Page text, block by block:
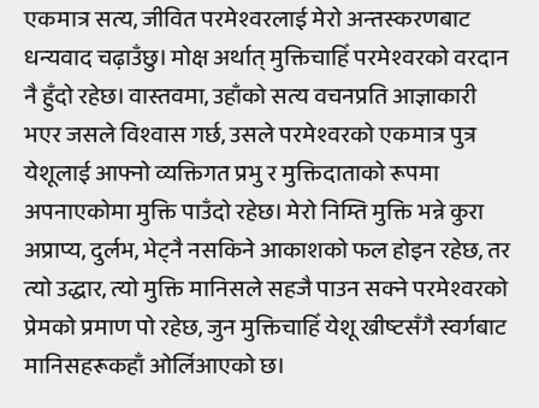
एकमात्र सत्य, जीवित परमेश्वरलाई मेरो अन्तस्करणबाट
धन्यवाद चढ़ाउँछु। मोक्ष अर्थात् मुक्तिचाहिँ परमेश्वरको वरदान
नै हुँदो रहेछ। वास्तवमा, उहाँको सत्य वचनप्रति आज्ञाकारी
भएर जसले विश्वास गर्छ, उसले परमेश्वरको एकमात्र पुत्र
येशूलाई आफ्नो व्यक्तिगत प्रभु र मुक्तिदाताको रूपमा
अपनाएकोमा मुक्ति पाउँदो रहेछ। मेरो निम्ति मुक्ति भन्ने कुरा
अप्राप्य, दुर्लभ, भेट्नै नसकिने आकाशको फल होइन रहेछ, तर
त्यो उद्धार, त्यो मुक्ति मानिसले सहजै पाउन सक्ने परमेश्वरको
प्रेमको प्रमाण पो रहेछ, जुन मुक्तिचाहिँ येशू ख्रीष्टसँगै स्वर्गबाट
मानिसहरूकहाँ ओर्लिआएको छ।